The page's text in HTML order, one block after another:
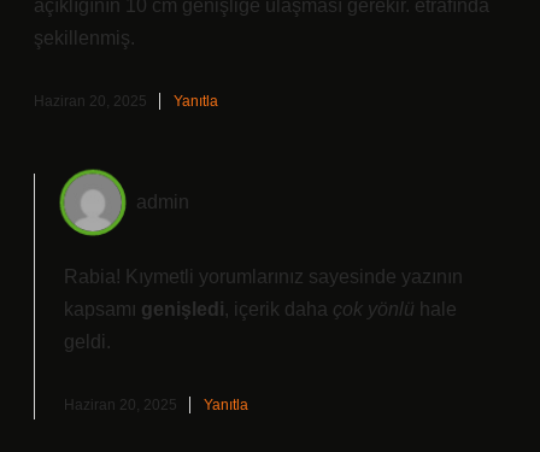
açıklığının 10 cm genişliğe ulaşması gerekir. etrafında
şekillenmiş.
Haziran 20, 2025 Yanıtla
admin
Rabia! Kıymetli yorumlarınız sayesinde yazının
kapsamı genişledi, içerik daha çok yönlü hale
geldi.
Haziran 20, 2025 Yanıtla